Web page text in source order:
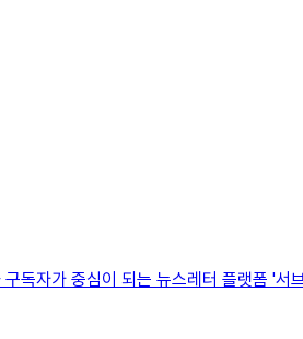
자가 중심이 되는 뉴스레터 플랫폼 '서